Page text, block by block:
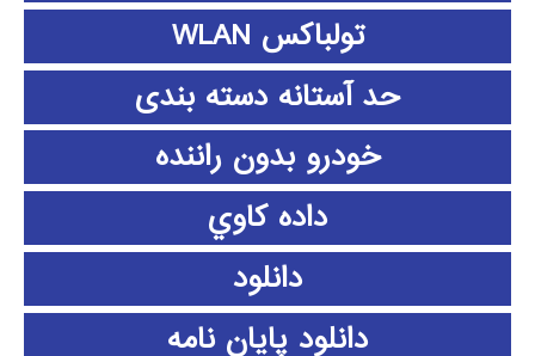
تولباکس WLAN
حد آستانه دسته بندی
خودرو بدون راننده
داده كاوي
دانلود
دانلود پايان نامه